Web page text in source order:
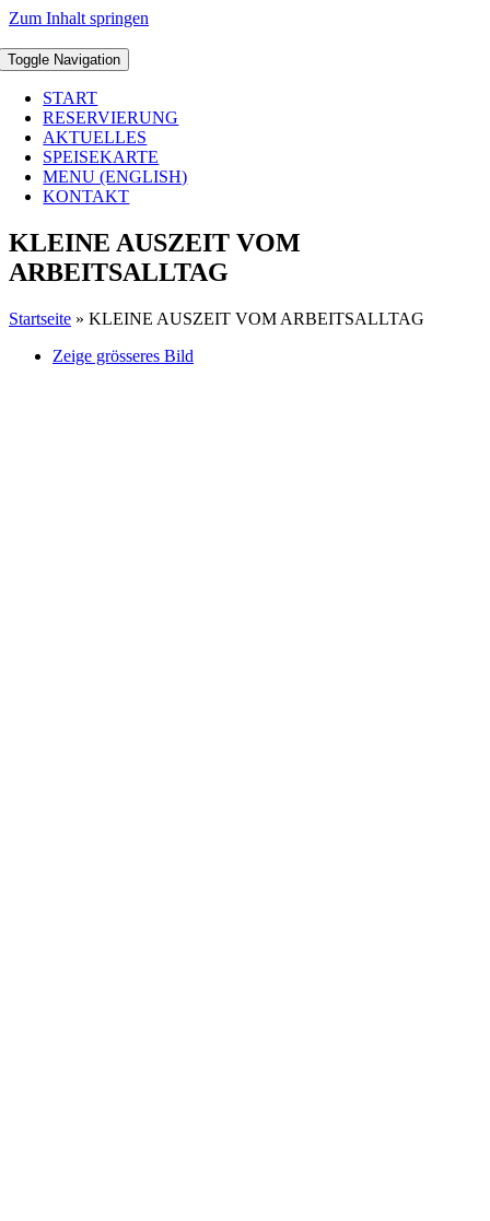
Zum Inhalt springen
Toggle Navigation
START
RESERVIERUNG
AKTUELLES
SPEISEKARTE
MENU (ENGLISH)
KONTAKT
KLEINE AUSZEIT VOM
ARBEITSALLTAG
Startseite » KLEINE AUSZEIT VOM ARBEITSALLTAG
Zeige grösseres Bild